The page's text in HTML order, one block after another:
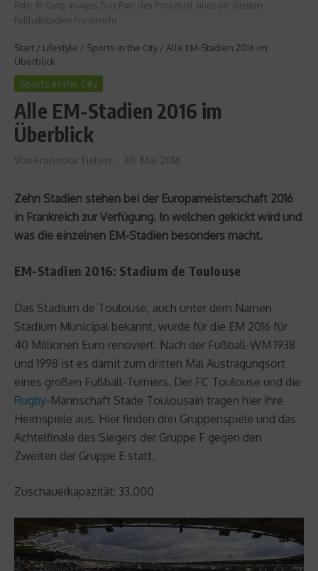
Foto: © Getty Images; Das Parc des Princes ist eines der ältesten
Fußballstadien Frankreichs
Start / Lifestyle / Sports in the City / Alle EM-Stadien 2016 im
Überblick
Sports in the City
Alle EM-Stadien 2016 im
Überblick
Von Franziska Tietjen 30. Mai 2016
Zehn Stadien stehen bei der Europameisterschaft 2016
in Frankreich zur Verfügung. In welchen gekickt wird und
was die einzelnen EM-Stadien besonders macht.
EM-Stadien 2016: Stadium de Toulouse
Das Stadium de Toulouse, auch unter dem Namen
Stadium Municipal bekannt, wurde für die EM 2016 für
40 Millionen Euro renoviert. Nach der Fußball-WM 1938
und 1998 ist es damit zum dritten Mal Austragungsort
eines großen Fußball-Turniers. Der FC Toulouse und die
Rugby-Mannschaft Stade Toulousain tragen hier ihre
Heimspiele aus. Hier finden drei Gruppenspiele und das
Achtelfinale des Siegers der Gruppe F gegen den
Zweiten der Gruppe E statt.
Zuschauerkapazität: 33.000